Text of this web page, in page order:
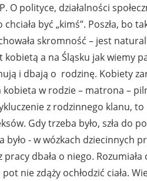
O polityce, działalności
być „kimś”. Poszła, bo
skromność – jest
a na Śląsku jak wiemy
i dbają o rodzinę. Kobiety
w rodzie – matrona –
z rodzinnego klanu,
Gdy trzeba było, szła do
było - w wózkach dziecinnych
pracy dbała o niego.
nie zdąży ochłodzić ciała.